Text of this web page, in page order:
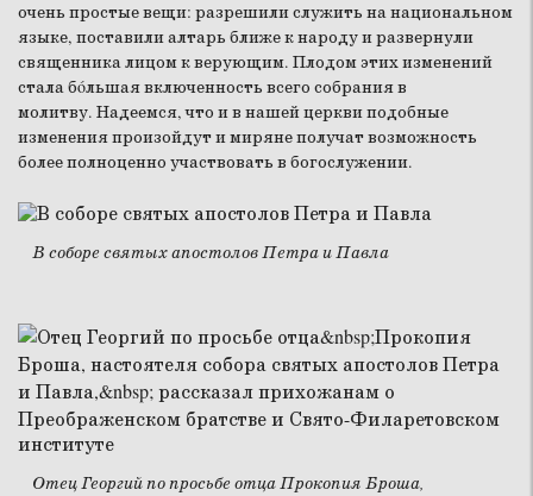
очень простые вещи: разрешили служить на национальном
языке, поставили алтарь ближе к народу и развернули
священника лицом к верующим. Плодом этих изменений
стала бóльшая включенность всего собрания в
молитву. Надеемся, что и в нашей церкви подобные
изменения произойдут и миряне получат возможность
более полноценно участвовать в богослужении.
В соборе святых апостолов Петра и Павла
Отец Георгий по просьбе отца Прокопия Броша,